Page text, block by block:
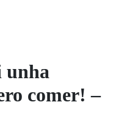
unha
comer! –